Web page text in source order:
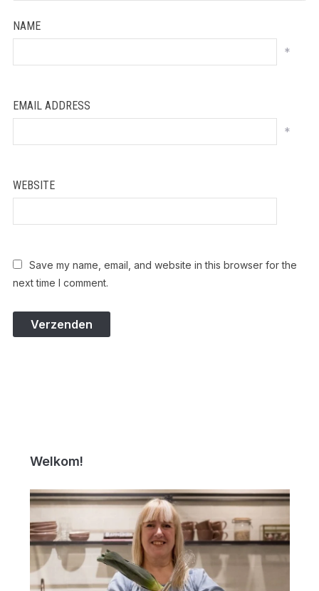
NAME
*
EMAIL ADDRESS
*
WEBSITE
Save my name, email, and website in this browser for the
next time I comment.
Welkom!